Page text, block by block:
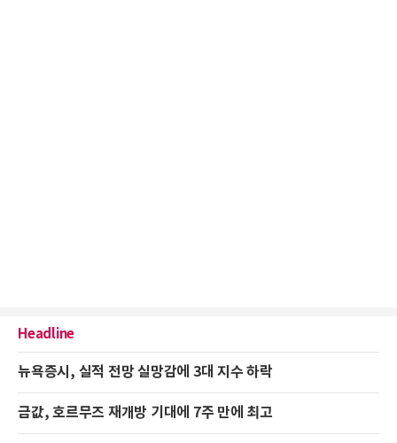
Headline
뉴욕증시, 실적 전망 실망감에 3대 지수 하락
금값, 호르무즈 재개방 기대에 7주 만에 최고